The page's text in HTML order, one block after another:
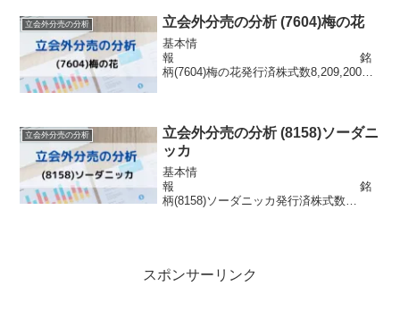
円目的株式の流動性の向上株主優待優待
券(7月）分売情報 発表日 2...
立会外分売の分析 立会外分売の分析 (7604)梅の花
基本情
報 銘
柄(7604)梅の花発行済株式数8,209,200
ード(4月、10月)分売情報 ...
立会外分売の分析
立会外分売の分析 (8158)ソーダニ
ッカ
基本情
報 銘
柄(8158)ソーダニッカ発行済株式数
スポンサーリンク